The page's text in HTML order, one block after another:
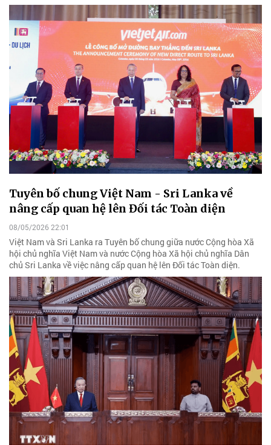
Tuyên bố chung Việt Nam - Sri Lanka về
nâng cấp quan hệ lên Đối tác Toàn diện
08/05/2026 22:01
Việt Nam và Sri Lanka ra Tuyên bố chung giữa nước Cộng hòa Xã
hội chủ nghĩa Việt Nam và nước Cộng hòa Xã hội chủ nghĩa Dân
chủ Sri Lanka về việc nâng cấp quan hệ lên Đối tác Toàn diện.